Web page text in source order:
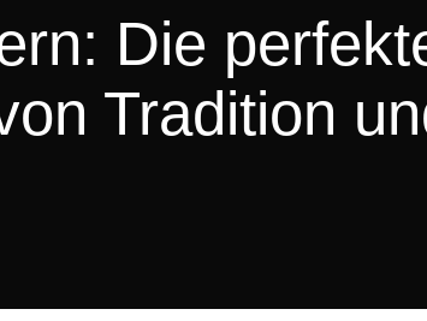
Die
Tradition